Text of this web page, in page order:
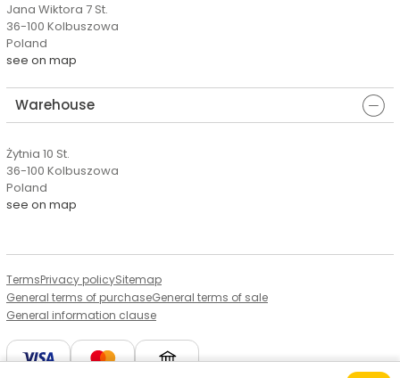
Jana Wiktora 7 St.
36-100 Kolbuszowa
Poland
see on map
Warehouse
Żytnia 10 St.
36-100 Kolbuszowa
Poland
see on map
TermsPrivacy policySitemap
General terms of purchaseGeneral terms of sale
General information clause